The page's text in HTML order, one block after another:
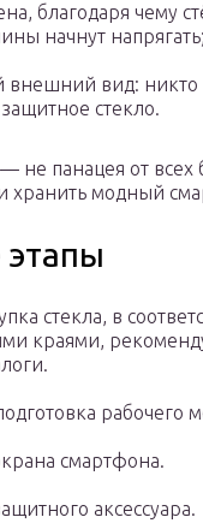
благодаря чему
начнут напрягать;
внешний вид: никто
стекло.
не панацея от всех
и хранить модный
стекла, в
краями,
рабочего
смартфона.
аксессуара.